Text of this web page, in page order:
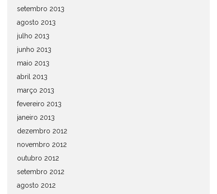
setembro 2013
agosto 2013
julho 2013
junho 2013
maio 2013
abril 2013
março 2013
fevereiro 2013
janeiro 2013
dezembro 2012
novembro 2012
outubro 2012
setembro 2012
agosto 2012